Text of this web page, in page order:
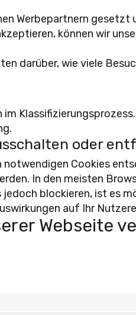
Werbepartnern
können wir
darüber, wie viele
im
oder
Cookies
In den meisten
jedoch blockieren, ist es
auf Ihr
Webseite